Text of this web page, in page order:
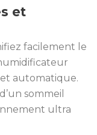
et
facilement le
automatique.
sommeil
ultra